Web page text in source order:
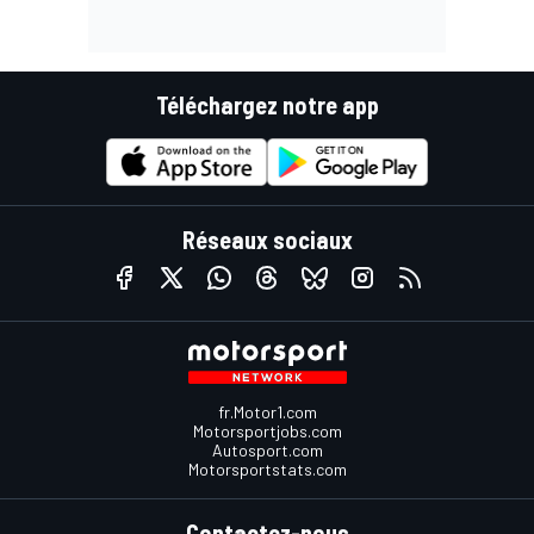
Téléchargez notre app
Réseaux sociaux
fr.Motor1.com
Motorsportjobs.com
Autosport.com
Motorsportstats.com